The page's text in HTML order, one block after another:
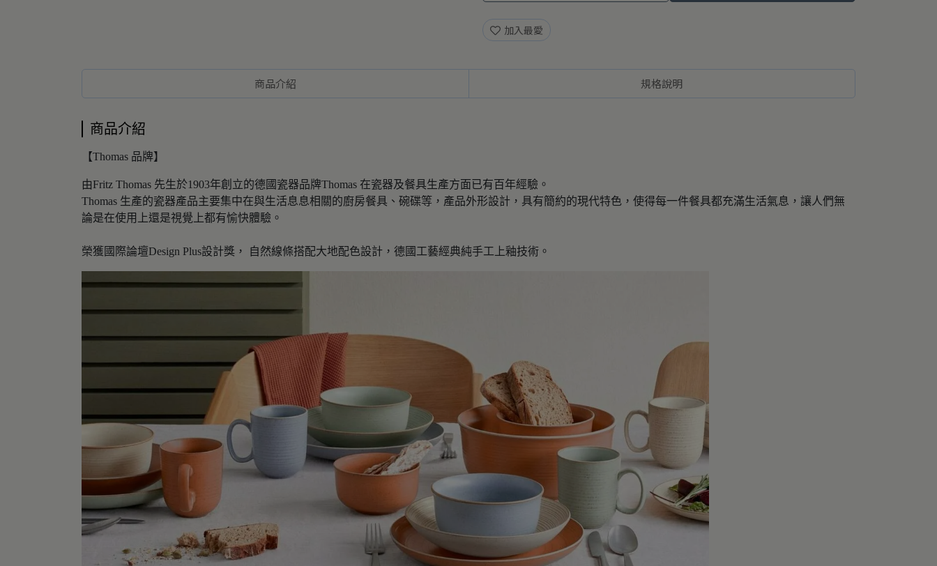
加入最愛
商品介紹 規格說明
商品介紹
【Thomas 品牌】
由Fritz Thomas 先生於1903年創立的德國瓷器品牌Thomas 在瓷器及餐具生產方面已有百年經驗。
Thomas 生產的瓷器產品主要集中在與生活息息相關的廚房餐具、碗碟等，產品外形設計，具有簡約的現代特色，使得每一件餐具都充滿生活氣息，讓人們無
論是在使用上還是視覺上都有愉快體驗。
榮獲國際論壇Design Plus設計獎， 自然線條搭配大地配色設計，德國工藝經典純手工上釉技術。